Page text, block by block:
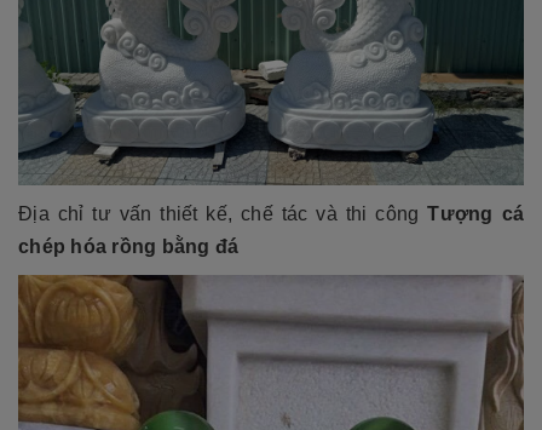
Địa chỉ tư vấn thiết kế, chế tác và thi côngTượng cá
chép hóa rồng bằng đá